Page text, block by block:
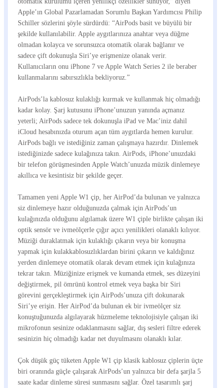
Apple’ın Global Pazarlamadan Sorumlu Başkan Yardımcısı Philip
Schiller sözlerini şöyle sürdürdü: “AirPods basit ve büyülü bir
şekilde kullanılabilir. Apple aygıtlarınıza anahtar veya düğme
olmadan kolayca ve sorunsuzca otomatik olarak bağlanır ve
sadece çift dokunuşla Siri’ye erişmenize olanak verir.
Kullanıcıların onu iPhone 7 ve Apple Watch Series 2 ile beraber
kullanmalarını sabırsızlıkla bekliyoruz.”
AirPods’la kablosuz kulaklığı kurmak ve kullanmak hiç olmadığı
kadar kolay. Şarj kutusunu iPhone’unuzun yanında açmanız
yeterli; AirPods sadece tek dokunuşla iPad ve Mac’iniz dahil
iCloud hesabınızda oturum açan tüm aygıtlarda hemen kurulur.
AirPods bağlı ve istediğiniz zaman çalışmaya hazırdır. Dinlemek
istediğinizde sadece kulağınıza takın. AirPods, iPhone’unuzdaki
bir telefon görüşmesinden Apple Watch’unuzda müzik dinlemeye
akıllıca ve kesintisiz bir şekilde geçer.
Tamamen yeni Apple W1 çip, her AirPod’da bulunan ve yalnızca
siz dinlemeye hazır olduğunuzda çalmak için AirPods’un
kulağınızda olduğunu algılamak üzere W1 çiple birlikte çalışan iki
optik sensör ve ivmeölçerle çığır açıcı yenilikleri olanaklı kılıyor.
Müziği duraklatmak için kulaklığı çıkarın veya bir konuşma
yapmak için kulakkablosuzlıklardan birini çıkarın ve kaldığınız
yerden dinlemeye otomatik olarak devam etmek için kulağınıza
tekrar takın. Müziğinize erişmek ve kumanda etmek, ses düzeyini
değiştirmek, pil ömrünü kontrol etmek veya başka bir Siri
görevini gerçekleştirmek için AirPods’unuza çift dokunarak
Siri’ye erişin. Her AirPod’da bulunan ek bir ivmeölçer siz
konuştuğunuzda algılayarak hüzmeleme teknolojisiyle çalışan iki
mikrofonun sesinize odaklanmasını sağlar, dış sesleri filtre ederek
sesinizin hiç olmadığı kadar net duyulmasını olanaklı kılar.
Çok düşük güç tüketen Apple W1 çip klasik kablosuz çiplerin üçte
biri oranında güçle çalışarak AirPods’un yalnızca bir defa şarjla 5
saate kadar dinleme süresi sunmasını sağlar. Özel tasarımlı şarj